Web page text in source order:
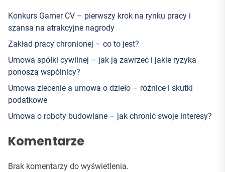
Konkurs Gamer CV – pierwszy krok na rynku pracy i
szansa na atrakcyjne nagrody
Zakład pracy chronionej – co to jest?
Umowa spółki cywilnej – jak ją zawrzeć i jakie ryzyka
ponoszą wspólnicy?
Umowa zlecenie a umowa o dzieło – różnice i skutki
podatkowe
Umowa o roboty budowlane – jak chronić swoje interesy?
Komentarze
Brak komentarzy do wyświetlenia.